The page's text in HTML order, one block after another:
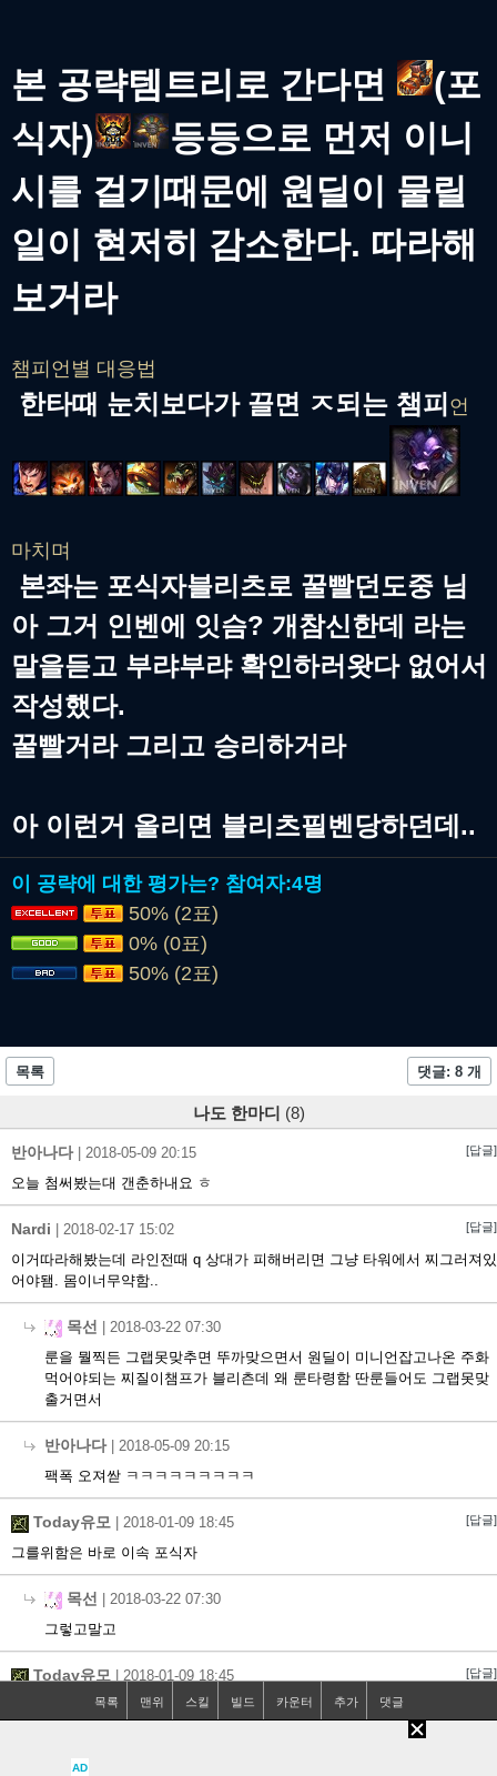
본 공략템트리로 간다면
(포
식자)
등등으로 먼저 이니
시를 걸기때문에 원딜이 물릴
일이 현저히 감소한다. 따라해
보거라
챔피언별 대응법
한타때 눈치보다가 끌면 ㅈ되는 챔피 언
마치며
본좌는 포식자블리츠로 꿀빨던도중 님
아 그거 인벤에 잇슴? 개참신한데 라는
말을듣고 부랴부랴 확인하러왓다 없어서
작성했다.
꿀빨거라 그리고 승리하거라
아 이런거 올리면 블리츠필벤당하던데..
이 공략에 대한 평가는? 참여자:4명
50% (2표)
0% (0표)
50% (2표)
목록 댓글: 8 개
나도 한마디 (8)
반아나다| 2018-05-09 20:15 [답글]
오늘 첨써봤는대 갠춘하내요 ㅎ
Nardi 2018-02-17 15:02 [답글]
이거따라해봤는데 라인전때 q 상대가 피해버리면 그냥 타워에서 찌그러져있
어야됌. 몸이너무약함..
목선
2018-03-22 07:30
룬을 뭘찍든 그랩못맞추면 뚜까맞으면서 원딜이 미니언잡고나온 주화
먹어야되는 찌질이챔프가 블리츤데 왜 룬타령함 딴룬들어도 그랩못맞
출거면서
반아나다| 2018-05-09 20:15
팩폭 오져싿 ㅋㅋㅋㅋㅋㅋㅋㅋㅋ
Today유모 2018-01-09 18:45 [답글]
그를위함은 바로 이속 포식자
목선
2018-03-22 07:30
그렇고말고
Today유모 2018-01-09 18:45 [답글]
인정 또인정이다 선그랩보다 선E 가 무엇보다 중요하도다.
AD